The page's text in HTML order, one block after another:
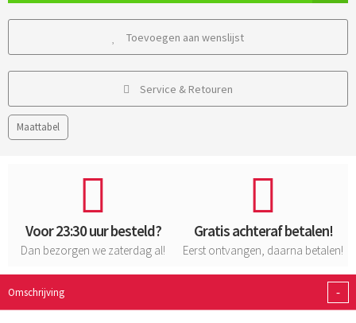
Toevoegen aan wenslijst
Service & Retouren
Maattabel
Voor 23:30 uur besteld?
Dan bezorgen we zaterdag al!
Gratis achteraf betalen!
Eerst ontvangen, daarna betalen!
Omschrijving -